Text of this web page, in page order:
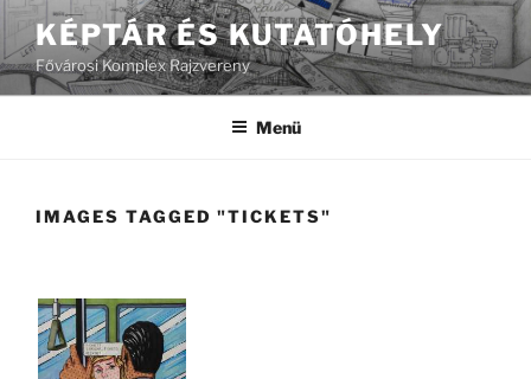
Tartalomhoz
KÉPTÁR ÉS KUTATÓHELY
Fővárosi Komplex Rajzvereny
Menü
IMAGES TAGGED "TICKETS"